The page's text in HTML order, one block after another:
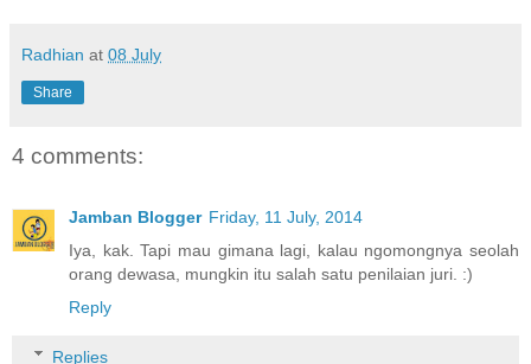
Radhian at 08 July
Share
4 comments:
Jamban Blogger Friday, 11 July, 2014
Iya, kak. Tapi mau gimana lagi, kalau ngomongnya seolah
orang dewasa, mungkin itu salah satu penilaian juri. :)
Reply
Replies